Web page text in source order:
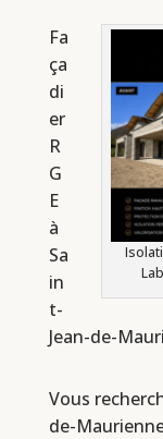
Fa
ça
di
er
R
G
E
à
Sa
in
t-
Jean-de-
Vous
de-